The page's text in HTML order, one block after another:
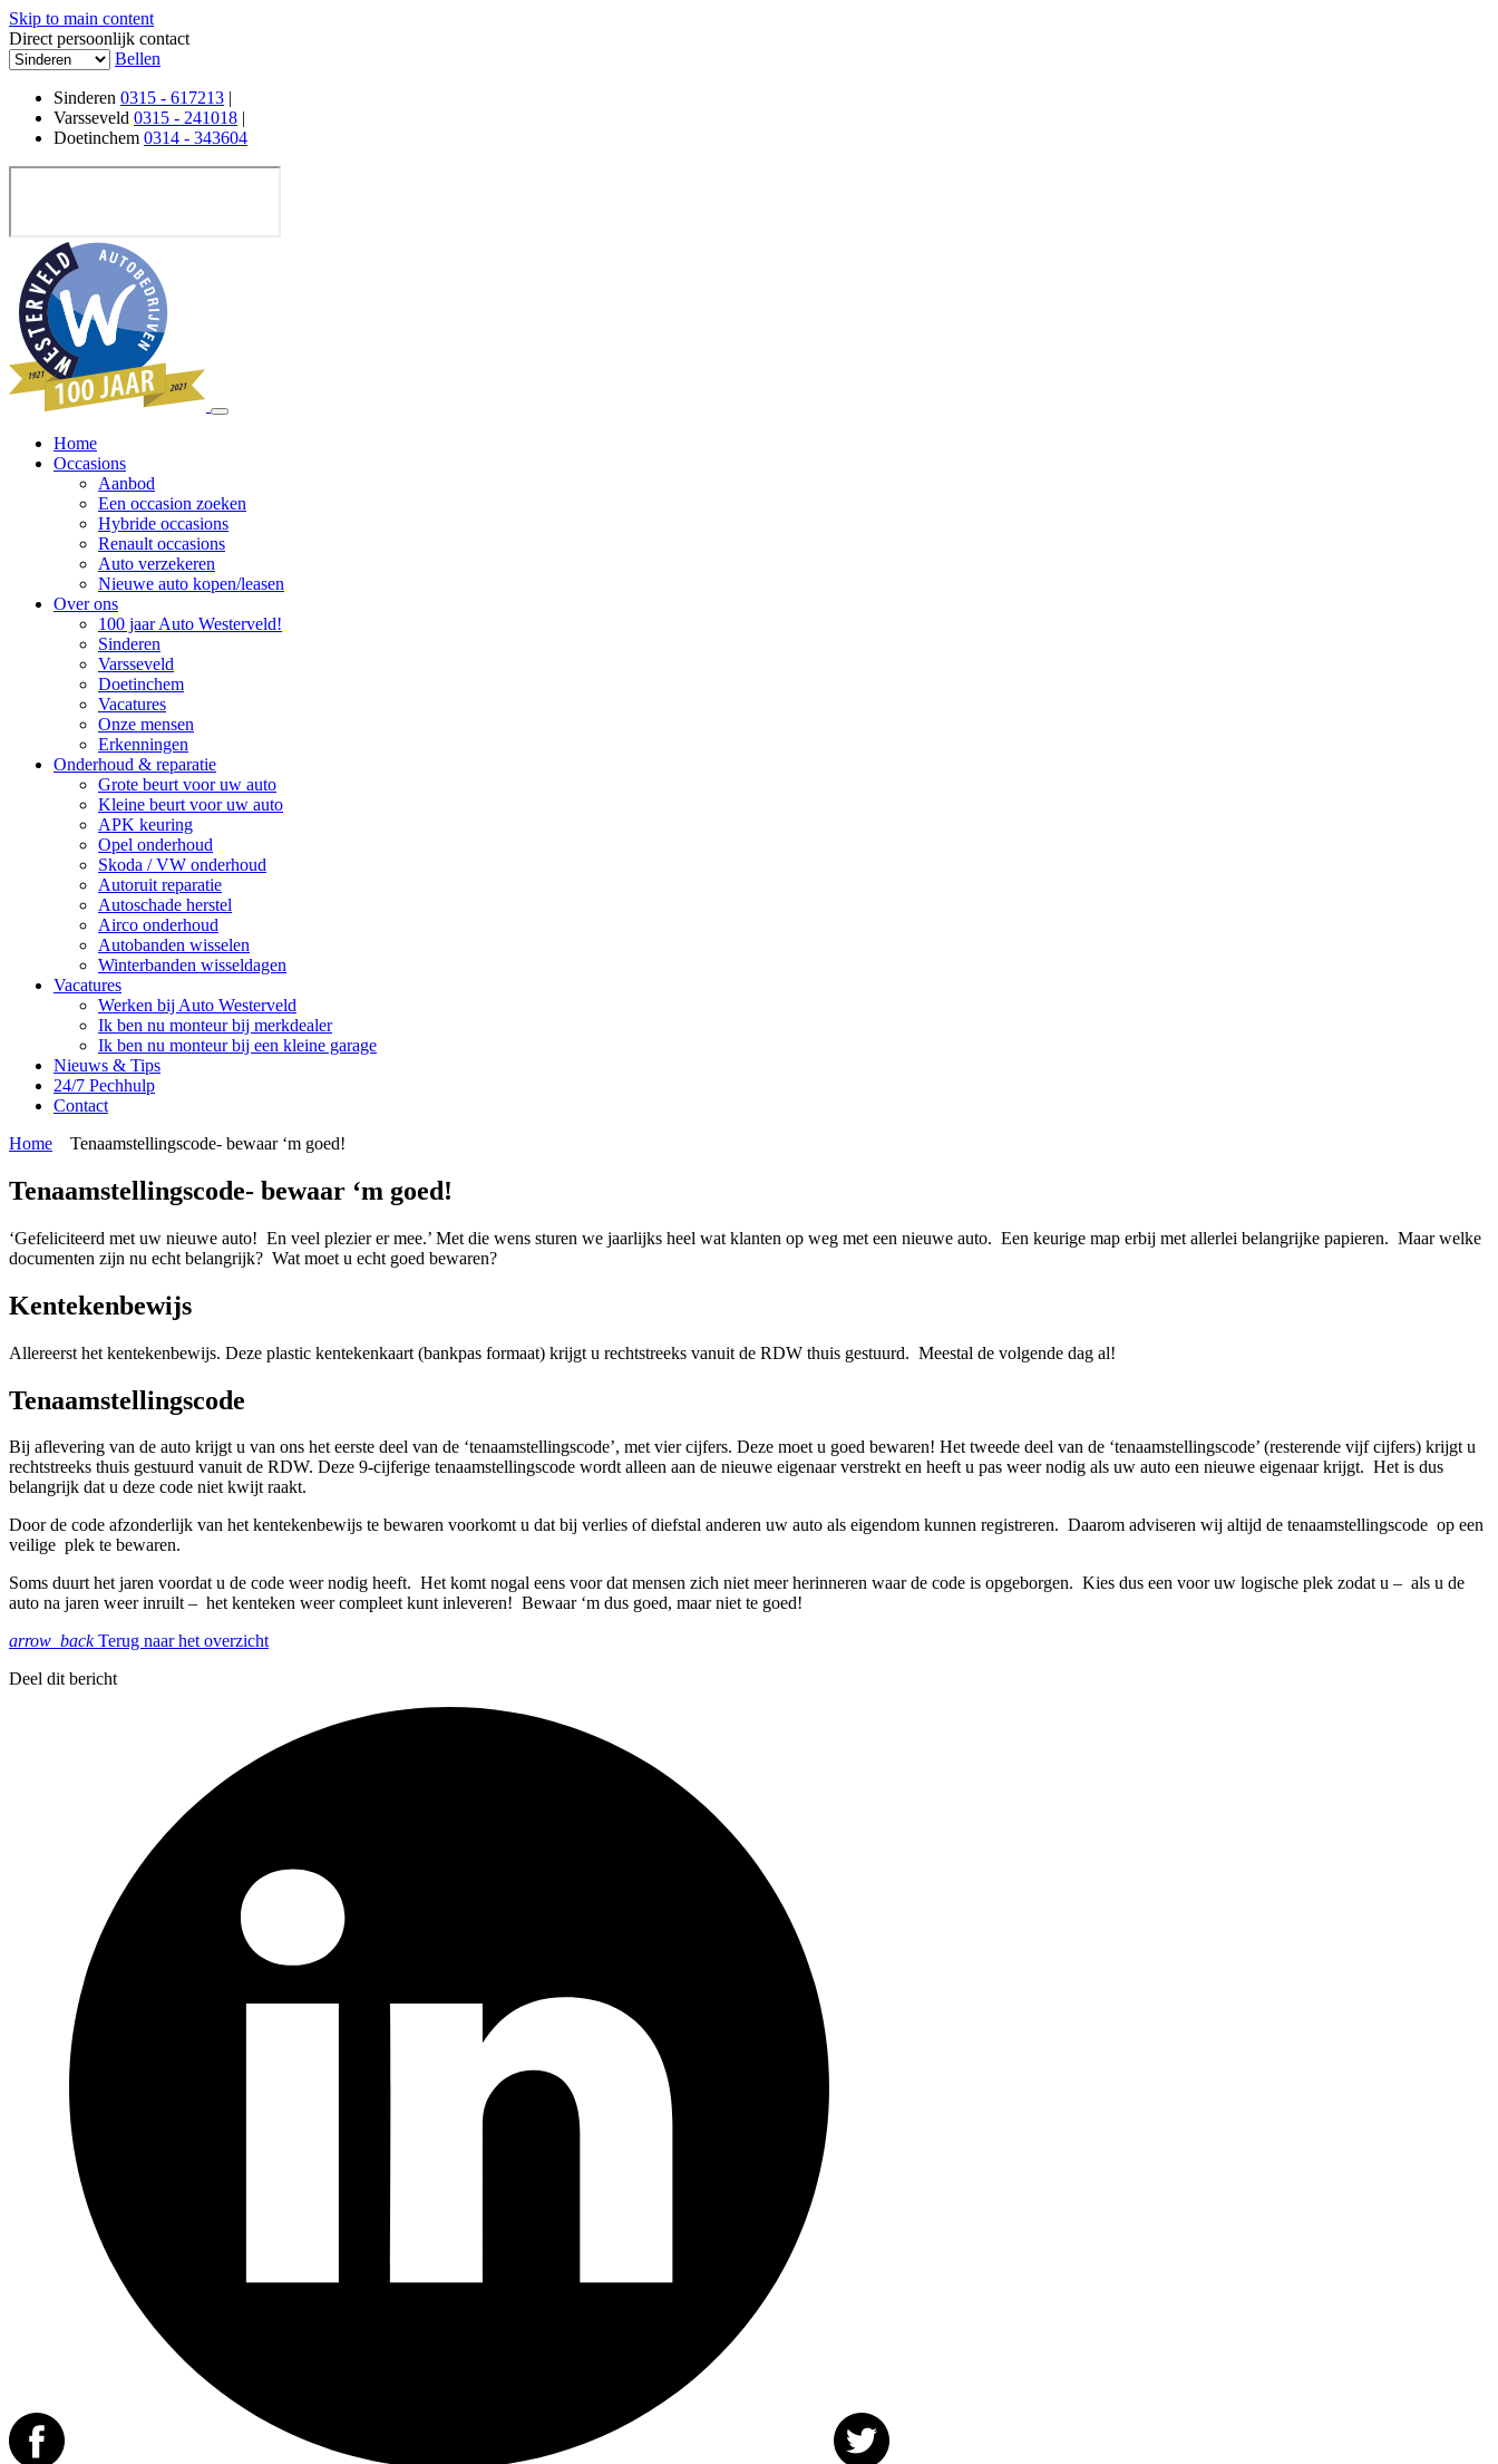
Skip to main content
Direct persoonlijk contact
Bellen
Sinderen 0315 - 617213 |
Varsseveld 0315 - 241018 |
Doetinchem 0314 - 343604
Home
Occasions
Aanbod
Een occasion zoeken
Hybride occasions
Renault occasions
Auto verzekeren
Nieuwe auto kopen/leasen
Over ons
100 jaar Auto Westerveld!
Sinderen
Varsseveld
Doetinchem
Vacatures
Onze mensen
Erkenningen
Onderhoud & reparatie
Grote beurt voor uw auto
Kleine beurt voor uw auto
APK keuring
Opel onderhoud
Skoda / VW onderhoud
Autoruit reparatie
Autoschade herstel
Airco onderhoud
Autobanden wisselen
Winterbanden wisseldagen
Vacatures
Werken bij Auto Westerveld
Ik ben nu monteur bij merkdealer
Ik ben nu monteur bij een kleine garage
Nieuws & Tips
24/7 Pechhulp
Contact
Home
Tenaamstellingscode- bewaar ‘m goed!
Tenaamstellingscode- bewaar ‘m goed!
‘Gefeliciteerd met uw nieuwe auto! En veel plezier er mee.’ Met die wens sturen we jaarlijks heel wat klanten op weg met een nieuwe auto. Een keurige map erbij met allerlei belangrijke papieren. Maar welke
documenten zijn nu echt belangrijk? Wat moet u echt goed bewaren?
Kentekenbewijs
Allereerst het kentekenbewijs. Deze plastic kentekenkaart (bankpas formaat) krijgt u rechtstreeks vanuit de RDW thuis gestuurd. Meestal de volgende dag al!
Tenaamstellingscode
Bij aflevering van de auto krijgt u van ons het eerste deel van de ‘tenaamstellingscode’, met vier cijfers. Deze moet u goed bewaren! Het tweede deel van de ‘tenaamstellingscode’ (resterende vijf cijfers) krijgt u
rechtstreeks thuis gestuurd vanuit de RDW. Deze 9-cijferige tenaamstellingscode wordt alleen aan de nieuwe eigenaar verstrekt en heeft u pas weer nodig als uw auto een nieuwe eigenaar krijgt. Het is dus
belangrijk dat u deze code niet kwijt raakt.
Door de code afzonderlijk van het kentekenbewijs te bewaren voorkomt u dat bij verlies of diefstal anderen uw auto als eigendom kunnen registreren. Daarom adviseren wij altijd de tenaamstellingscode op een
veilige plek te bewaren.
Soms duurt het jaren voordat u de code weer nodig heeft. Het komt nogal eens voor dat mensen zich niet meer herinneren waar de code is opgeborgen. Kies dus een voor uw logische plek zodat u – als u de
auto na jaren weer inruilt – het kenteken weer compleet kunt inleveren! Bewaar ‘m dus goed, maar niet te goed!
arrow_backTerug naar het overzicht
Deel dit bericht